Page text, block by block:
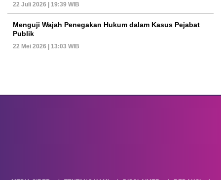
22 Juli 2026 | 19:39 WIB
Menguji Wajah Penegakan Hukum dalam Kasus Pejabat
Publik
22 Mei 2026 | 13:03 WIB